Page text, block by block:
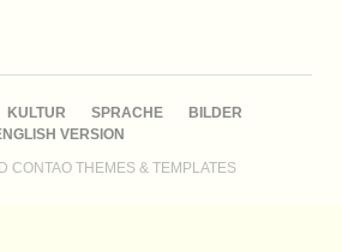
KULTUR SPRACHE
BILDER
VERSION
CONTAO THEMES & TEMPLATES